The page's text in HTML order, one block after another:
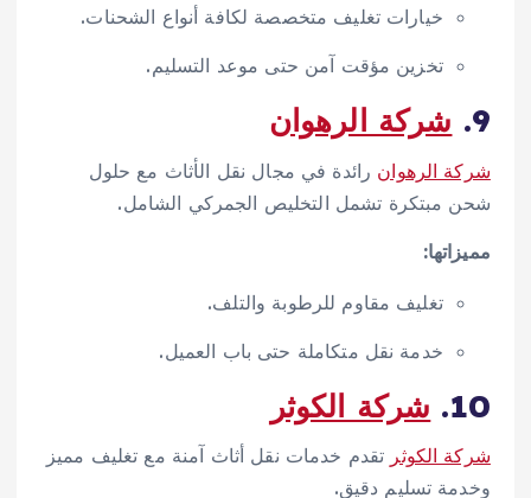
خيارات تغليف متخصصة لكافة أنواع الشحنات.
تخزين مؤقت آمن حتى موعد التسليم.
9. شركة الرهوان
شركة الرهوان رائدة في مجال نقل الأثاث مع حلول
شحن مبتكرة تشمل التخليص الجمركي الشامل.
مميزاتها:
تغليف مقاوم للرطوبة والتلف.
خدمة نقل متكاملة حتى باب العميل.
10. شركة الكوثر
شركة الكوثر تقدم خدمات نقل أثاث آمنة مع تغليف مميز
وخدمة تسليم دقيق.